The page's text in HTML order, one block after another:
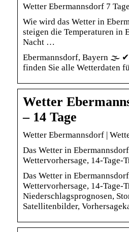
Wetter Ebermannsdorf 7
Wie wird das Wetter in
steigen die Temperaturen in
Nacht …
Ebermannsdorf, Bayern 🌫️ ✔
finden Sie alle Wetterdaten
Wetter
– 14 Tage
Wetter Ebermannsdorf |
Das Wetter in
Wettervorhersage, 14-Tage-
Das Wetter in
Wettervorhersage, 14-Tage-
Niederschlagsprognosen,
Satellitenbilder,